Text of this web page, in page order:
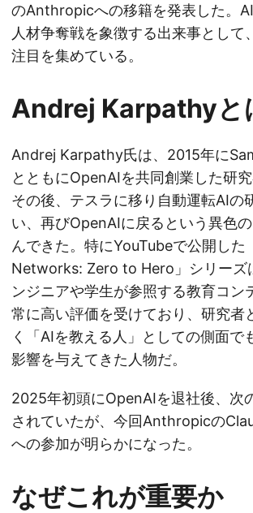
のAnthropicへの移籍を発表した。
人材争奪戦を象徴する出来事として
注目を集めている。
Andrej Karpathyと
Andrej Karpathy氏は、2015年に
とともにOpenAIを共同創業した研究
その後、テスラに移り自動運転AIの
い、再びOpenAIに戻るという異色
んできた。特にYouTubeで公開した
Networks: Zero to Hero」シリーズ
ンジニアや学生が参照する教育コン
常に高い評価を受けており、研究者
く「AIを教える人」としての側面で
影響を与えてきた人物だ。
2025年初頭にOpenAIを退社後、次
されていたが、今回Anthropicの
への参加が明らかになった。
なぜこれが重要か